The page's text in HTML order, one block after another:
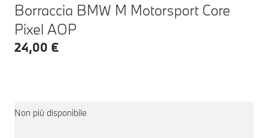
Borraccia BMW M Motorsport Core
Pixel AOP
24,00 €
Non più disponibile